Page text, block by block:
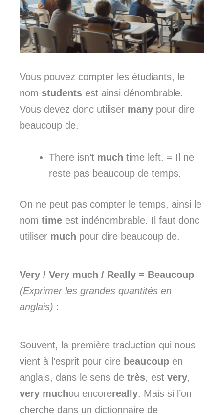
Vous pouvez compter les étudiants, le
nom students est ainsi dénombrable.
Vous devez donc utiliser many pour dire
beaucoup de.
There isn’t much time left. = Il ne
reste pas beaucoup de temps.
On ne peut pas compter le temps, ainsi le
nom time est indénombrable. Il faut donc
utiliser much pour dire beaucoup de.
Very / Very much / Really = Beaucoup
(Exprimer les grandes quantités en
anglais) :
Souvent, la première traduction qui nous
vient à l’esprit pour dire beaucoup en
anglais, dans le sens de très, est very,
very muchou encorereally. Mais si l’on
cherche dans un dictionnaire de